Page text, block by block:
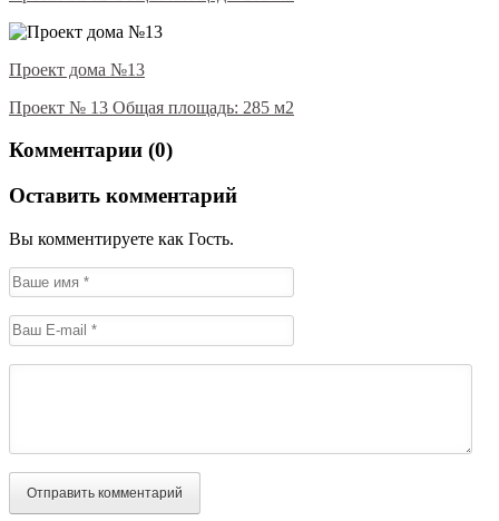
Проект дома №13
Проект № 13 Общая площадь: 285 м2
Комментарии (0)
Оставить комментарий
Вы комментируете как Гость.